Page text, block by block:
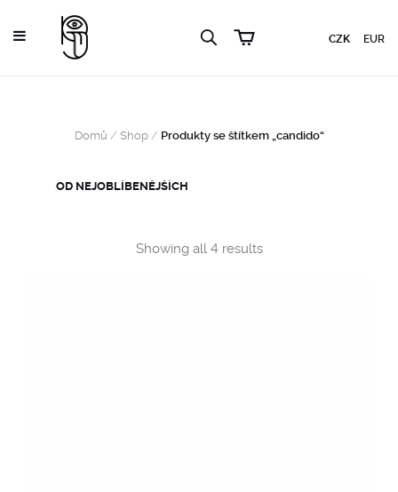
CZK EUR
Domů / Shop / Produkty se štítkem „candido“
Showing all 4 resultsSorted